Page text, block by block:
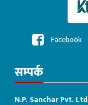
Facebook
सम्पर्क
N.P. Sanchar Pvt. Ltd